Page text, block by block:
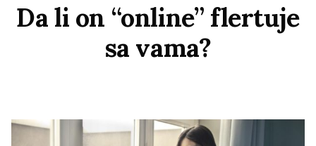
Da li on “online” flertuje
sa vama?